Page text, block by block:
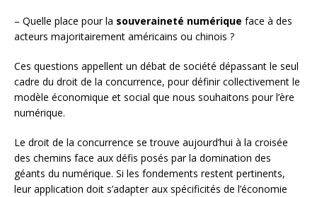
– Quelle place pour la souveraineté numérique face à des
acteurs majoritairement américains ou chinois ?
Ces questions appellent un débat de société dépassant le seul
cadre du droit de la concurrence, pour définir collectivement le
modèle économique et social que nous souhaitons pour l’ère
numérique.
Le droit de la concurrence se trouve aujourd’hui à la croisée
des chemins face aux défis posés par la domination des
géants du numérique. Si les fondements restent pertinents,
leur application doit s’adapter aux spécificités de l’économie